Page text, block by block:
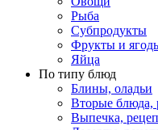
Рыба
Субпродукты
Фрукты и
Яйца
По типу блюд
Блины, оладьи
Вторые блюда,
Выпечка,